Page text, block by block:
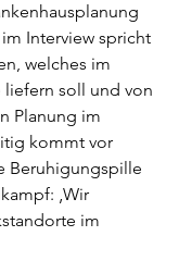
Interview spricht
welches im
liefern soll und von
Planung im
kommt vor
Beruhigungspille
‚Wir
im